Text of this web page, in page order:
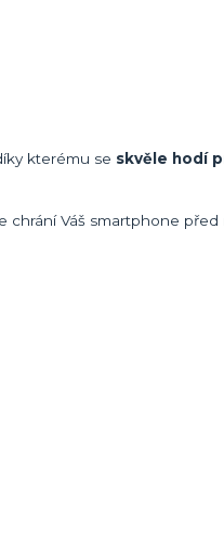
kterému se skvěle hodí
chrání Váš smartphone